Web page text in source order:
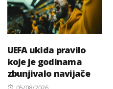
UEFA ukida pravilo
koje je godinama
zbunjivalo navijače
Posted